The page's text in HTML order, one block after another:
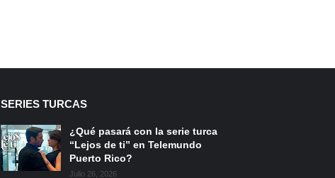
SERIES TURCAS
¿Qué pasará con la serie turca
“Lejos de ti” en Telemundo
Puerto Rico?
Julio 26, 2026